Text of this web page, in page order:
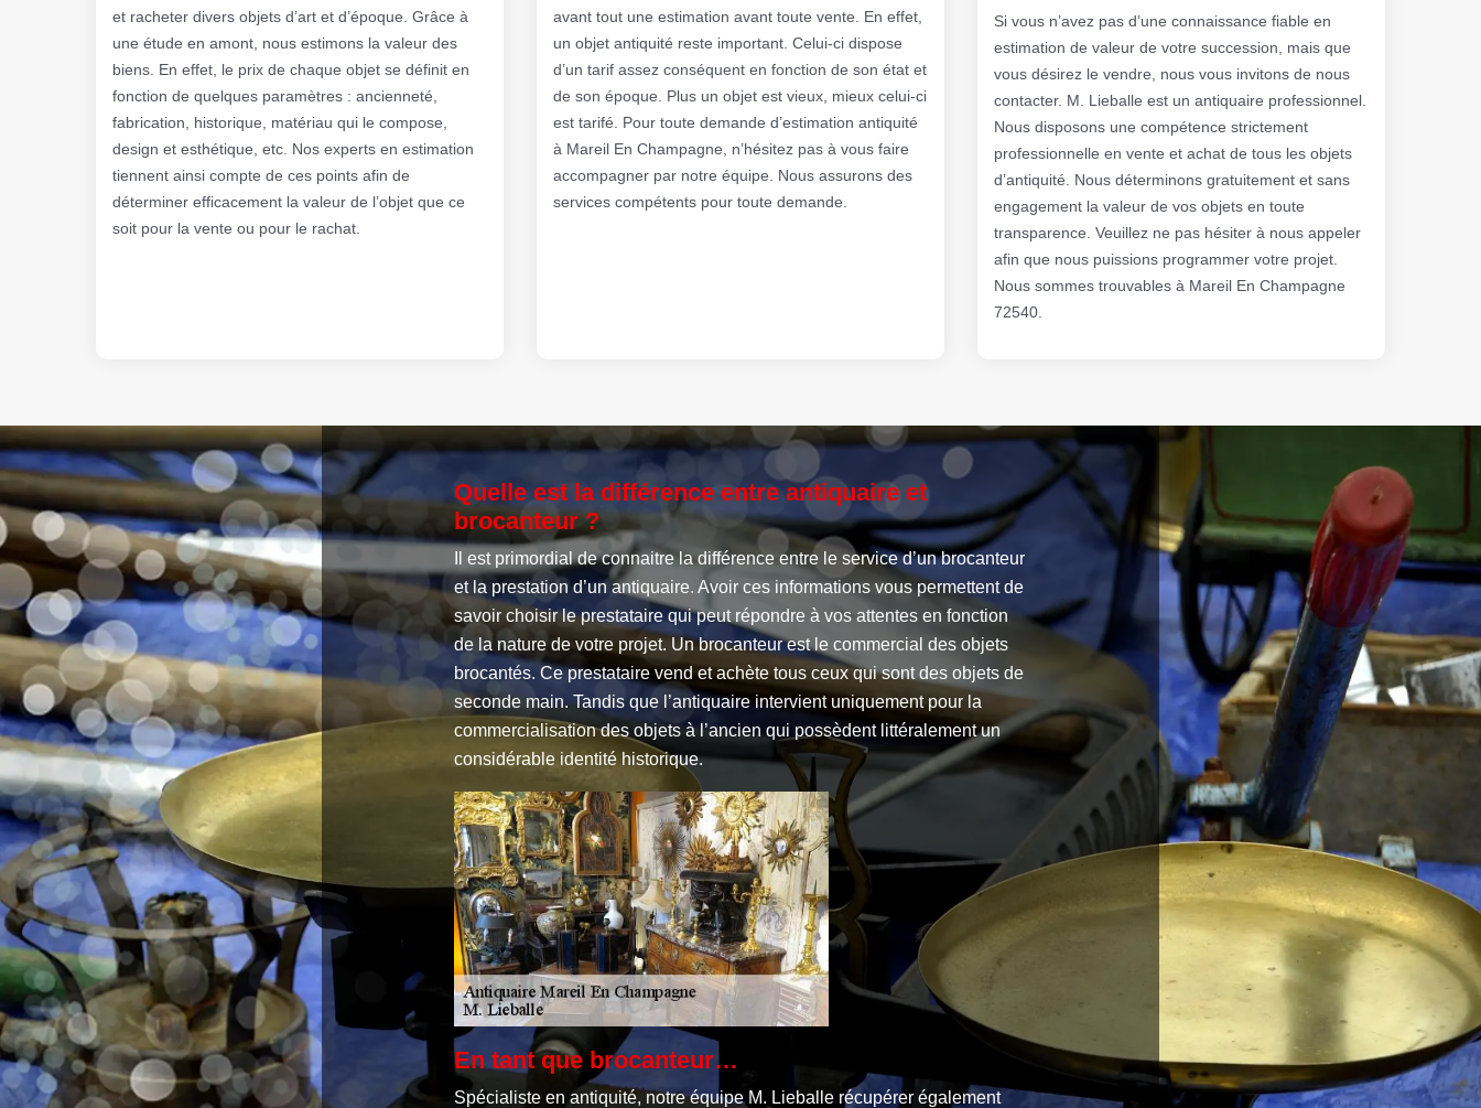
et racheter divers objets d’art et d’époque. Grâce à
une étude en amont, nous estimons la valeur des
biens. En effet, le prix de chaque objet se définit en
fonction de quelques paramètres : ancienneté,
fabrication, historique, matériau qui le compose,
design et esthétique, etc. Nos experts en estimation
tiennent ainsi compte de ces points afin de
déterminer efficacement la valeur de l’objet que ce
soit pour la vente ou pour le rachat.
avant tout une estimation avant toute vente. En effet,
un objet antiquité reste important. Celui-ci dispose
d’un tarif assez conséquent en fonction de son état et
de son époque. Plus un objet est vieux, mieux celui-ci
est tarifé. Pour toute demande d’estimation antiquité
à Mareil En Champagne, n’hésitez pas à vous faire
accompagner par notre équipe. Nous assurons des
services compétents pour toute demande.
Si vous n’avez pas d’une connaissance fiable en
estimation de valeur de votre succession, mais que
vous désirez le vendre, nous vous invitons de nous
contacter. M. Lieballe est un antiquaire professionnel.
Nous disposons une compétence strictement
professionnelle en vente et achat de tous les objets
d’antiquité. Nous déterminons gratuitement et sans
engagement la valeur de vos objets en toute
transparence. Veuillez ne pas hésiter à nous appeler
afin que nous puissions programmer votre projet.
Nous sommes trouvables à Mareil En Champagne
72540.
Quelle est la différence entre antiquaire et
brocanteur ?
Il est primordial de connaitre la différence entre le service d’un brocanteur
et la prestation d’un antiquaire. Avoir ces informations vous permettent de
savoir choisir le prestataire qui peut répondre à vos attentes en fonction
de la nature de votre projet. Un brocanteur est le commercial des objets
brocantés. Ce prestataire vend et achète tous ceux qui sont des objets de
seconde main. Tandis que l’antiquaire intervient uniquement pour la
commercialisation des objets à l’ancien qui possèdent littéralement un
considérable identité historique.
En tant que brocanteur…
Spécialiste en antiquité, notre équipe M. Lieballe récupérer également